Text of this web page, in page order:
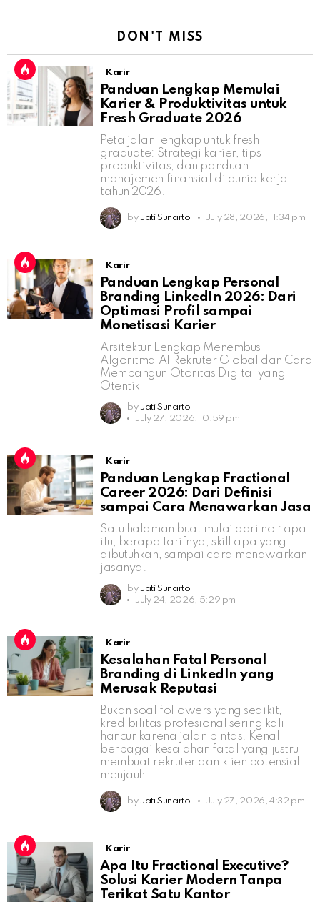
DON'T MISS
Karir
Panduan Lengkap Memulai
Karier & Produktivitas untuk
Fresh Graduate 2026
Peta jalan lengkap untuk fresh
graduate: Strategi karier, tips
produktivitas, dan panduan
manajemen finansial di dunia kerja
tahun 2026.
by Jati Sunarto July 28, 2026, 11:34 pm
Karir
Panduan Lengkap Personal
Branding LinkedIn 2026: Dari
Optimasi Profil sampai
Monetisasi Karier
Arsitektur Lengkap Menembus
Algoritma AI Rekruter Global dan Cara
Membangun Otoritas Digital yang
Otentik
by Jati Sunarto
July 27, 2026, 10:59 pm
Karir
Panduan Lengkap Fractional
Career 2026: Dari Definisi
sampai Cara Menawarkan Jasa
Satu halaman buat mulai dari nol: apa
itu, berapa tarifnya, skill apa yang
dibutuhkan, sampai cara menawarkan
jasanya.
by Jati Sunarto
July 24, 2026, 5:29 pm
Karir
Kesalahan Fatal Personal
Branding di LinkedIn yang
Merusak Reputasi
Bukan soal followers yang sedikit,
kredibilitas profesional sering kali
hancur karena jalan pintas. Kenali
berbagai kesalahan fatal yang justru
membuat rekruter dan klien potensial
menjauh.
by Jati Sunarto July 27, 2026, 4:32 pm
Karir
Apa Itu Fractional Executive?
Solusi Karier Modern Tanpa
Terikat Satu Kantor